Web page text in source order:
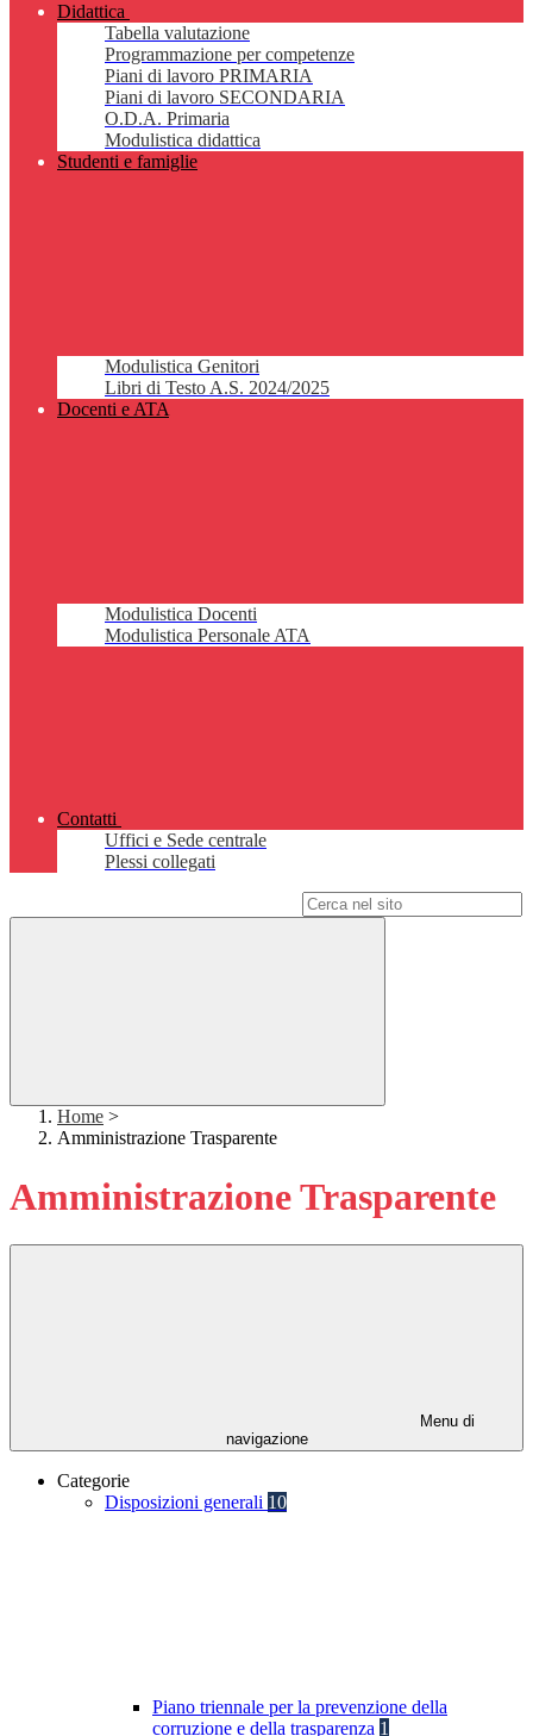
Didattica
Tabella valutazione
Programmazione per competenze
Piani di lavoro PRIMARIA
Piani di lavoro SECONDARIA
O.D.A. Primaria
Modulistica didattica
Studenti e famiglie
Modulistica Genitori
Libri di Testo A.S. 2024/2025
Docenti e ATA
Modulistica Docenti
Modulistica Personale ATA
Contatti
Uffici e Sede centrale
Plessi collegati
Home >
Amministrazione Trasparente
Amministrazione Trasparente
Menu di
navigazione
Categorie
Disposizioni generali 10
Piano triennale per la prevenzione della
corruzione e della trasparenza 1